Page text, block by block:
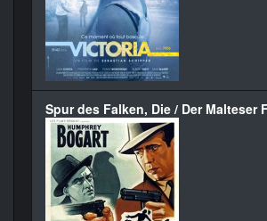
Spur des Falken, Die / Der Malteser